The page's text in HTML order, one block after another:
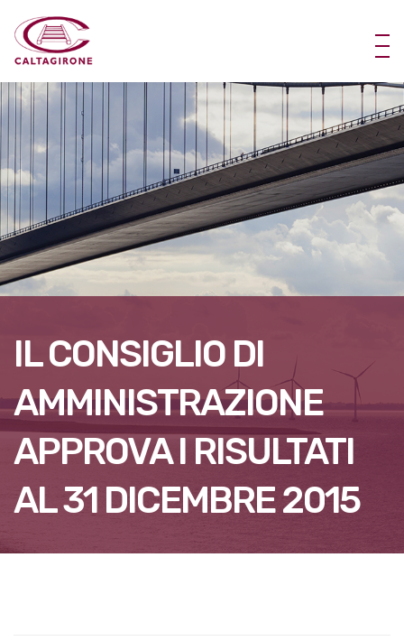
IL CONSIGLIO DI
AMMINISTRAZIONE
APPROVA I RISULTATI
AL 31 DICEMBRE 2015